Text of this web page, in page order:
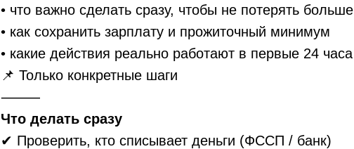
• что важно сделать сразу, чтобы не потерять больше
• как сохранить зарплату и прожиточный минимум
• какие действия реально работают в первые 24 часа
📌 Только конкретные шаги
⸻
Что делать сразу
✔ Проверить, кто списывает деньги (ФССП / банк)